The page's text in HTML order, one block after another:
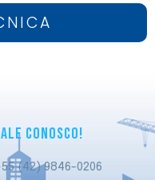
CONOSCO!
(42) 9846-0206